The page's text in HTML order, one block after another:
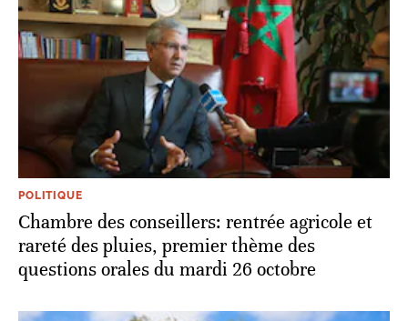
POLITIQUE
Chambre des conseillers: rentrée agricole et
rareté des pluies, premier thème des
questions orales du mardi 26 octobre